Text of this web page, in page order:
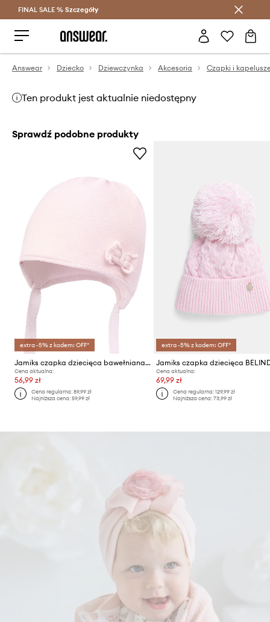
Oszczędzaj z Answear Club >
FINAL SALE % Szczegóły
Answear Dziecko Dziewczynka Akcesoria Czapki i
Ten produkt jest aktualnie niedostępny
Sprawdź podobne produkty
extra -5% z kodem: OFF*
Jamiks czapka dziecięca bawełniana LAILA
Cena aktualna:
56,99 zł
Cena regularna:89,99 zł
Najniższa cena:59,99 zł
extra -5% z kodem: OFF*
Jamiks czapka dziecięca
Cena aktualna:
69,99 zł
Cena regularna: 129,99 zł
Najniższa cena: 73,99 zł